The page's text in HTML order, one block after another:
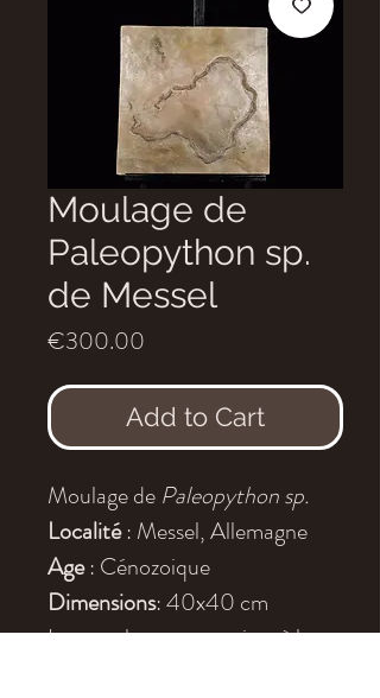
Moulage de
Paleopython sp.
de Messel
€300.00
Add to Cart
Moulage de Paleopython sp.
Localité: Messel, Allemagne
Age: Cénozoique
Dimensions: 40x40 cm
Les moulages sont peints à la